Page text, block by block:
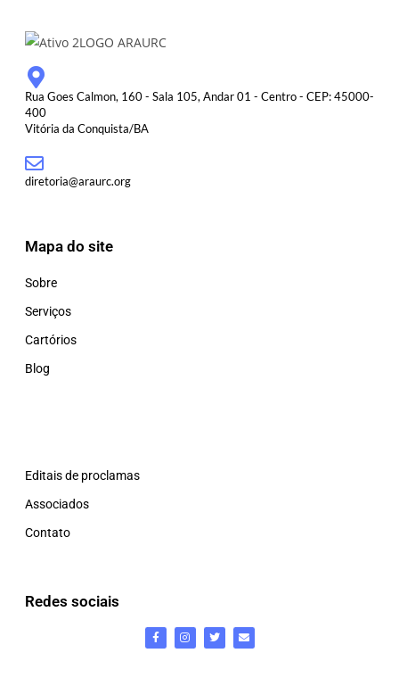
Rua Goes Calmon, 160 - Sala 105, Andar 01 - Centro - CEP: 45000-
400
Vitória da Conquista/BA
diretoria@araurc.org
Mapa do site
Sobre
Serviços
Cartórios
Blog
Editais de proclamas
Associados
Contato
Redes sociais